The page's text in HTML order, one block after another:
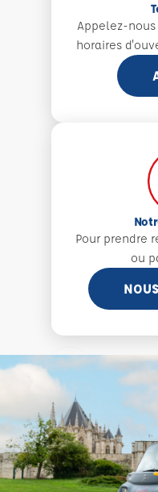
Appelez-nous
horaires
Pour prendre
ou